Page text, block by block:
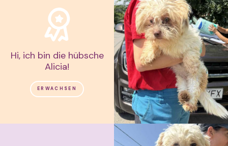
Hi, ich bin die hübsche
Alicia!
ERWACHSEN